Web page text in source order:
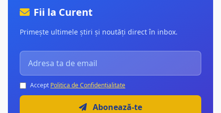
Fii la Curent
Primește ultimele știri și noutăți direct în inbox.
Accept Politica de Confidențialitate
Abonează-te